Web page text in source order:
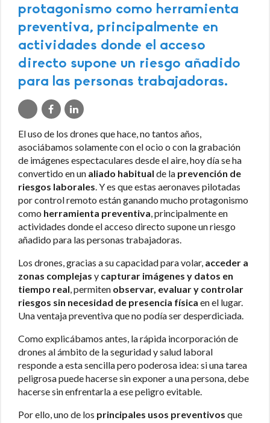
protagonismo como herramienta
preventiva, principalmente en
actividades donde el acceso
directo supone un riesgo añadido
para las personas trabajadoras.
El uso de los drones que hace, no tantos años,
asociábamos solamente con el ocio o con la grabación
de imágenes espectaculares desde el aire, hoy día se ha
convertido en un aliado habitual de la prevención de
riesgos laborales. Y es que estas aeronaves pilotadas
por control remoto están ganando mucho protagonismo
como herramienta preventiva, principalmente en
actividades donde el acceso directo supone un riesgo
añadido para las personas trabajadoras.
Los drones, gracias a su capacidad para volar, acceder a
zonas complejas y capturar imágenes y datos en
tiempo real, permiten observar, evaluar y controlar
riesgos sin necesidad de presencia física en el lugar.
Una ventaja preventiva que no podía ser desperdiciada.
Como explicábamos antes, la rápida incorporación de
drones al ámbito de la seguridad y salud laboral
responde a esta sencilla pero poderosa idea: si una tarea
peligrosa puede hacerse sin exponer a una persona, debe
hacerse sin enfrentarla a ese peligro evitable.
Por ello, uno de los principales usos preventivos que